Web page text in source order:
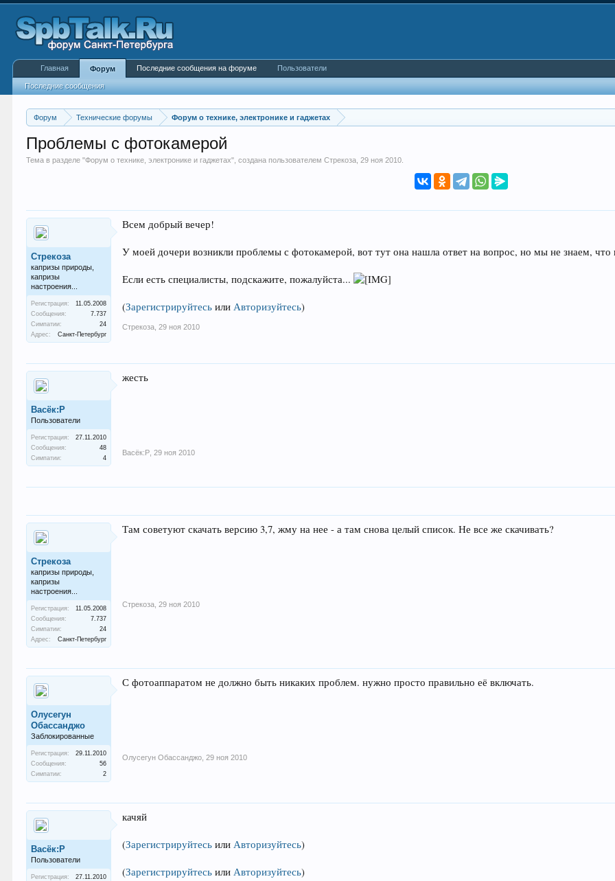
Форум Технические форумы Форум о технике, электронике и гаджетах
Проблемы с фотокамерой
Тема в разделе "Форум о технике, электронике и гаджетах", создана пользователемСтрекоза ,29 ноя 2010
Стрекоза
капризы природы,
капризы
настроения...
Регистрация:
11.05.2008
Сообщения:
7.737
Симпатии:
24
Адрес:
Санкт-Петербург
Всем добрый вечер!
У моей дочери возникли проблемы с фотокамерой, вот тут она нашла ответ на вопрос, но мы не знаем, что
Если есть специалисты, подскажите, пожалуйста...
(Зарегистрируйтесь илиАвторизуйтесь)
Стрекоза 29 ноя 2010
Васёк:Р
Пользователи
Регистрация:
27.11.2010
Сообщения:
48
Симпатии:
4
жесть
Васёк:Р 29 ноя 2010
Стрекоза
капризы природы,
капризы
настроения...
Регистрация:
11.05.2008
Сообщения:
7.737
Симпатии:
24
Адрес:
Санкт-Петербург
Там советуют скачать версию 3,7, жму на нее - а там снова целый список. Не все же скачивать?
Стрекоза 29 ноя 2010
Олусегун
Обассанджо
Заблокированные
Регистрация:
29.11.2010
Сообщения:
56
Симпатии:
2
С фотоаппаратом не должно быть никаких проблем. нужно просто правильно её включать.
Олусегун Обассанджо 29 ноя 2010
Васёк:Р
Пользователи
Регистрация:
27.11.2010
качяй
(Зарегистрируйтесь илиАвторизуйтесь)
(Зарегистрируйтесь илиАвторизуйтесь)
Главная Форум
Последние сообщения
Последние сообщения на форуме Пользователи